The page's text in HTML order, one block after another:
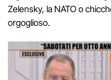
Zelensky, la NATO o
orgoglioso.